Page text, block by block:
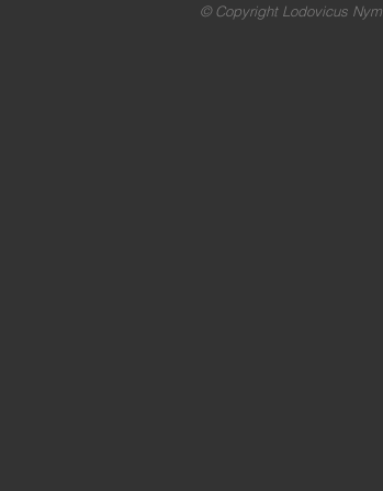
© Copyright Lodovicus Nym